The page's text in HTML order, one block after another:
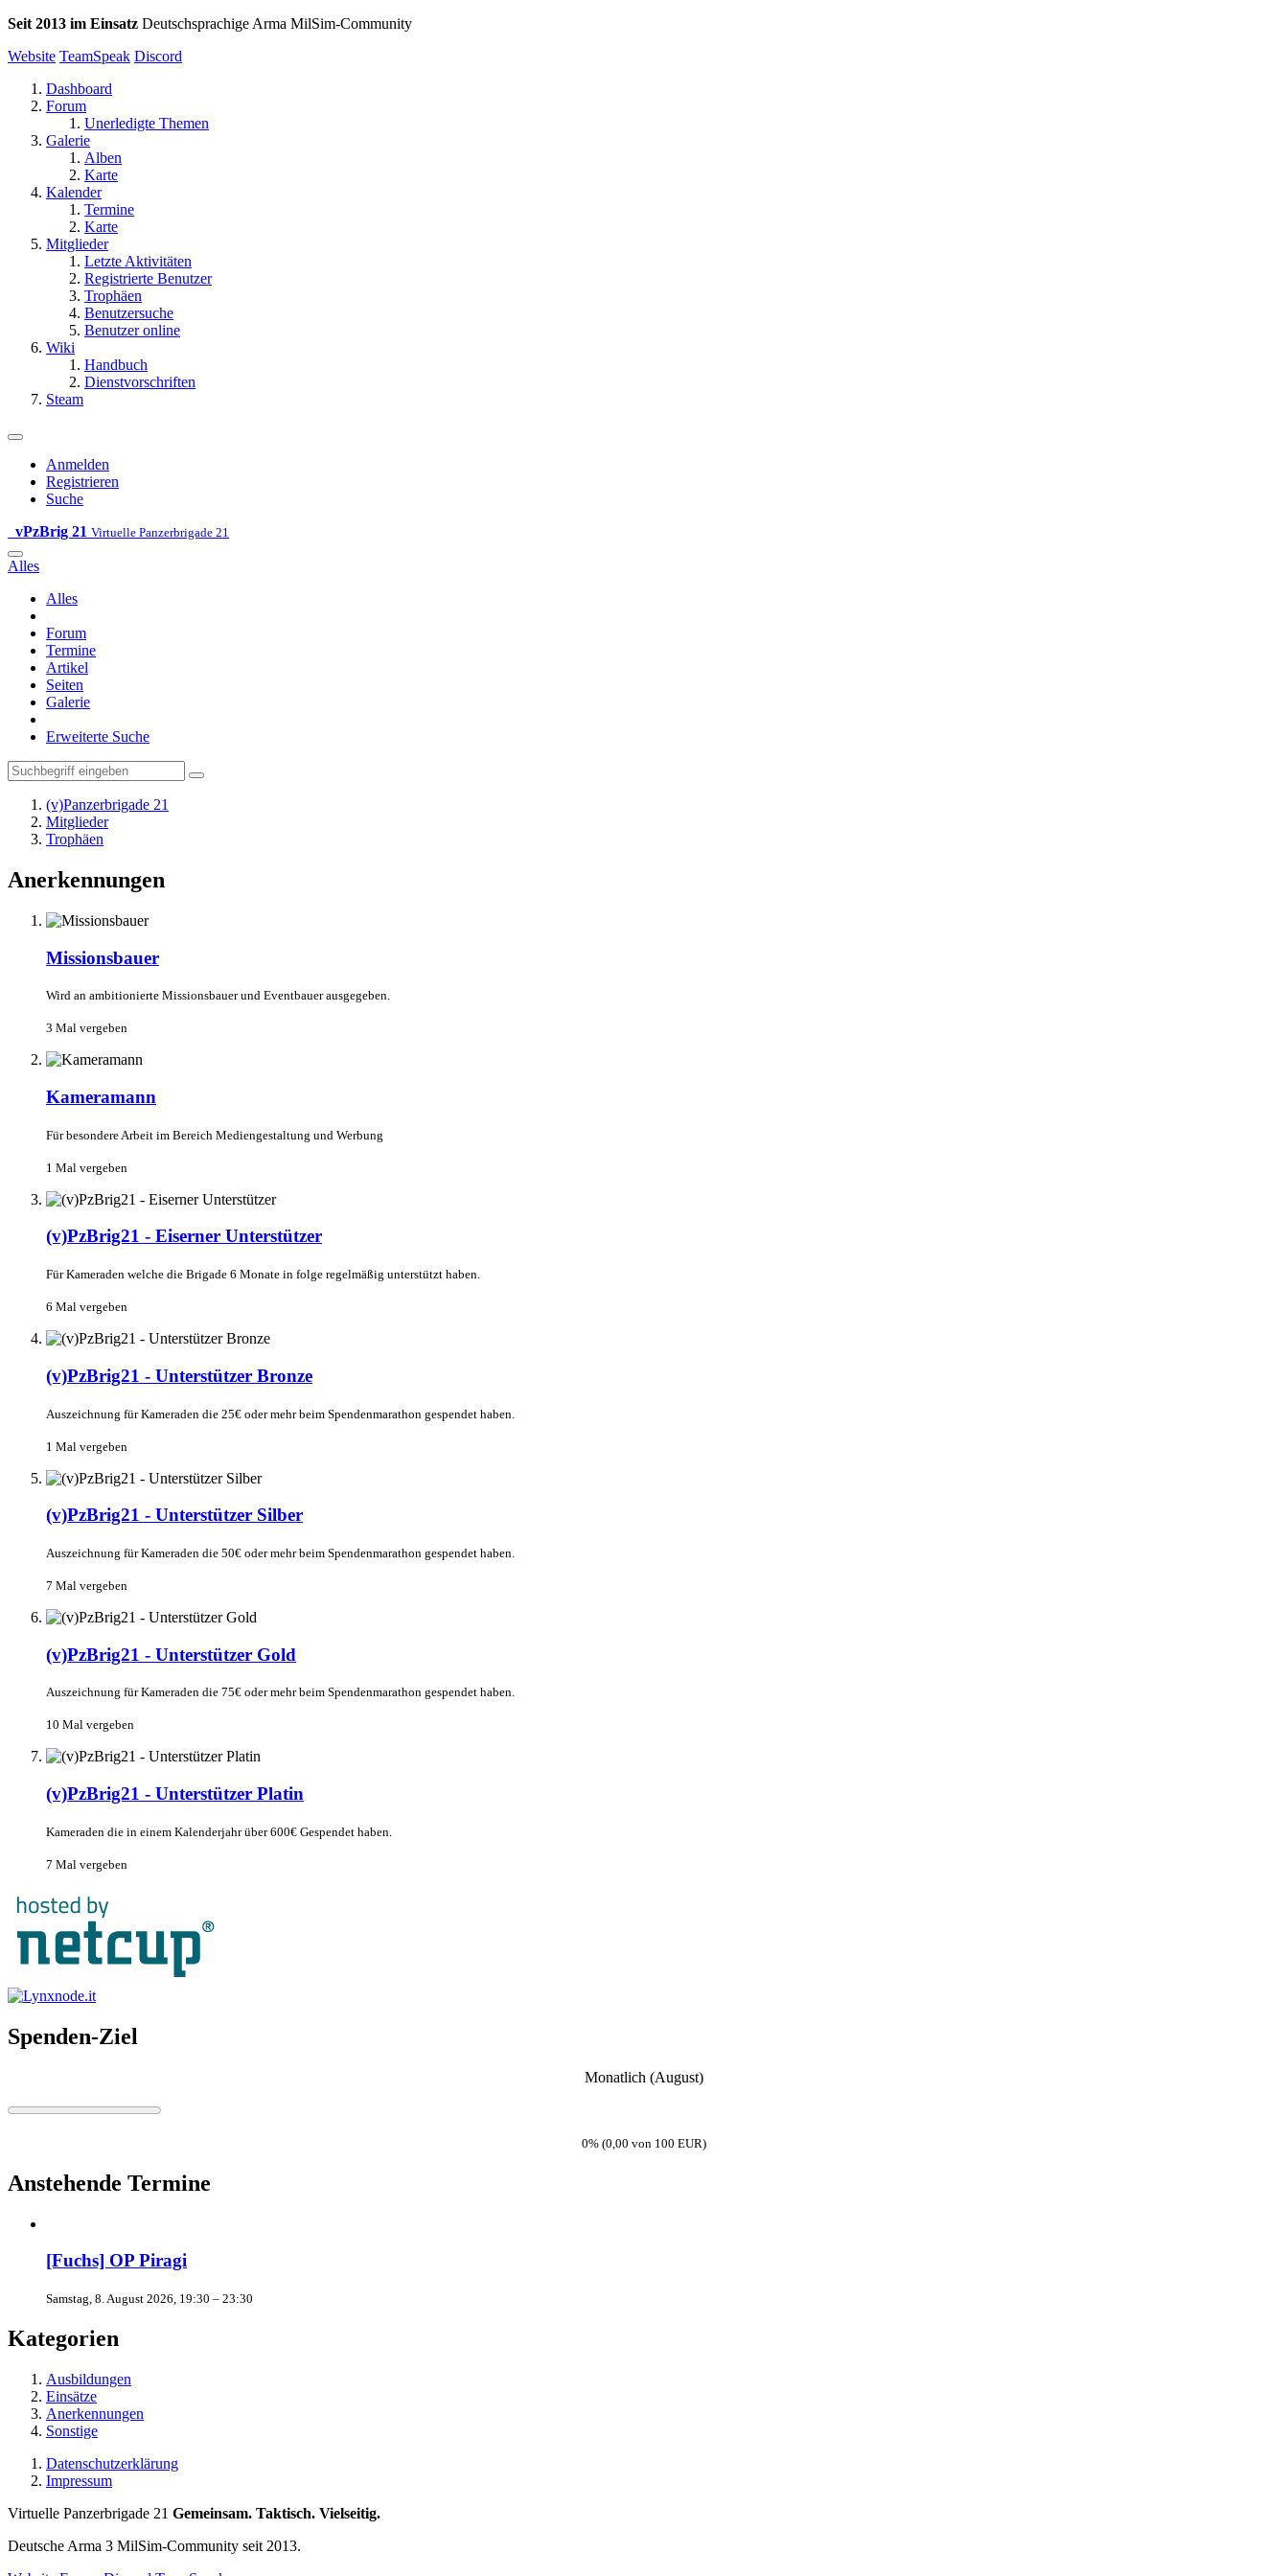
Seit 2013 im Einsatz Deutschsprachige Arma MilSim-Community
Website TeamSpeak Discord
Dashboard
Forum
Unerledigte Themen
Galerie
Alben
Karte
Kalender
Termine
Karte
Mitglieder
Letzte Aktivitäten
Registrierte Benutzer
Trophäen
Benutzersuche
Benutzer online
Wiki
Handbuch
Dienstvorschriften
Steam
Anmelden
Registrieren
Suche
vPzBrig 21 Virtuelle Panzerbrigade 21
Alles
Alles
Forum
Termine
Artikel
Seiten
Galerie
Erweiterte Suche
(v)Panzerbrigade 21
Mitglieder
Trophäen
Anerkennungen
Missionsbauer
Wird an ambitionierte Missionsbauer und Eventbauer ausgegeben.
3 Mal vergeben
Kameramann
Für besondere Arbeit im Bereich Mediengestaltung und Werbung
1 Mal vergeben
(v)PzBrig21 - Eiserner Unterstützer
Für Kameraden welche die Brigade 6 Monate in folge regelmäßig unterstützt haben.
6 Mal vergeben
(v)PzBrig21 - Unterstützer Bronze
Auszeichnung für Kameraden die 25€ oder mehr beim Spendenmarathon gespendet haben.
1 Mal vergeben
(v)PzBrig21 - Unterstützer Silber
Auszeichnung für Kameraden die 50€ oder mehr beim Spendenmarathon gespendet haben.
7 Mal vergeben
(v)PzBrig21 - Unterstützer Gold
Auszeichnung für Kameraden die 75€ oder mehr beim Spendenmarathon gespendet haben.
10 Mal vergeben
(v)PzBrig21 - Unterstützer Platin
Kameraden die in einem Kalenderjahr über 600€ Gespendet haben.
7 Mal vergeben
Spenden-Ziel
Monatlich (August)
0% (0,00 von 100 EUR)
Anstehende Termine
[Fuchs] OP Piragi
Samstag, 8. August 2026, 19:30 – 23:30
Kategorien
Ausbildungen
Einsätze
Anerkennungen
Sonstige
Datenschutzerklärung
Impressum
Virtuelle Panzerbrigade 21 Gemeinsam. Taktisch. Vielseitig.
Deutsche Arma 3 MilSim-Community seit 2013.